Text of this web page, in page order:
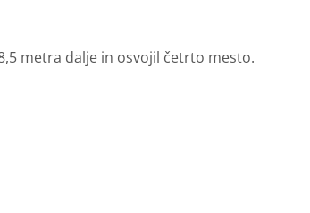
metra dalje in osvojil četrto mesto.